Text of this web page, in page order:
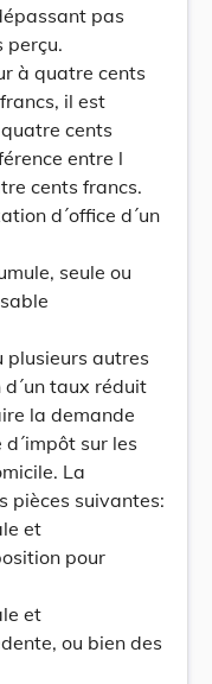
pas
perçu.
à quatre cents
il est
cents
entre l
cents francs.
d´office d´un
seule ou
plusieurs autres
taux réduit
la demande
sur les
La
pièces suivantes:
et
pour
et
ou bien des